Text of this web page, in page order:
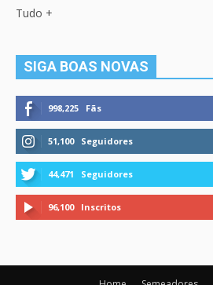
Tudo +
SIGA BOAS NOVAS
998,225 Fãs
51,100 Seguidores
44,471 Seguidores
96,100 Inscritos